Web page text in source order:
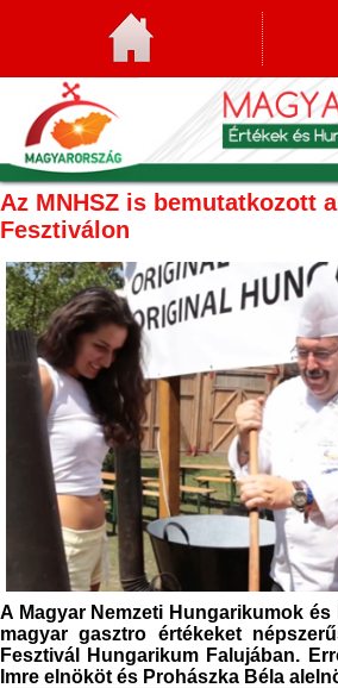
Az MNHSZ is bemutatkozott
Fesztiválon
A Magyar Nemzeti Hungarikumok
magyar gasztro értékeket
Fesztivál Hungarikum Falujában.
Imre elnököt és Prohászka Béla